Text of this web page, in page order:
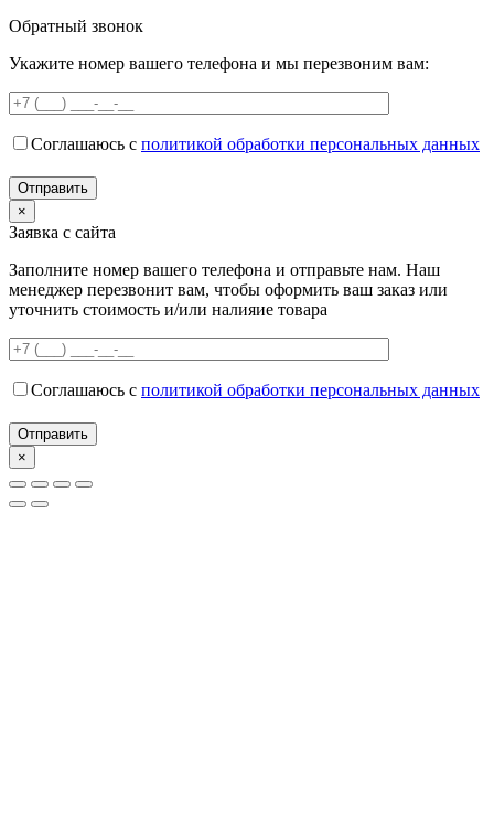
Обратный звонок
Укажите номер вашего телефона и мы перезвоним вам:
Соглашаюсь с политикой обработки персональных данных
×
Заявка с сайта
Заполните номер вашего телефона и отправьте нам. Наш
менеджер перезвонит вам, чтобы оформить ваш заказ или
уточнить стоимость и/или налияие товара
Соглашаюсь с политикой обработки персональных данных
×